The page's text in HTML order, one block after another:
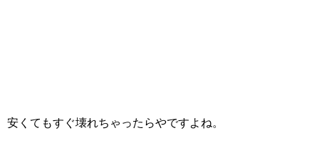
安くてもすぐ壊れちゃったらやですよね。